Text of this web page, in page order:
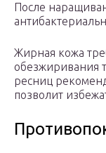
После
Жирная кожа
обезжиривания
ресниц
позволит